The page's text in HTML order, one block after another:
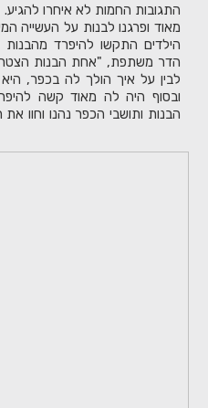
התגובות החמות לא איחרו להגיע.
מאוד ופרגנו לבנות על העשייה
הילדים התקשו להיפרד
הדר משתפת, "אחת הבנות
לבין על איך הולך לה בכפר,
ובסוף היה לה מאוד קשה
הבנות ותושבי הכפר נהנו וחוו